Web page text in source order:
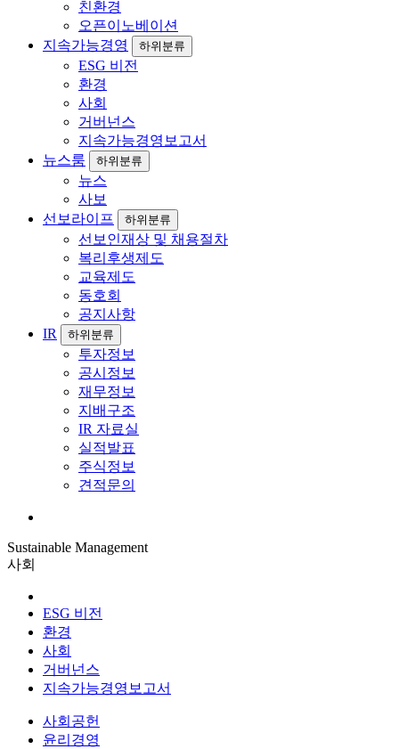
친환경
오픈이노베이션
지속가능경영
하위분류
ESG 비전
환경
사회
거버넌스
지속가능경영보고서
뉴스룸
하위분류
뉴스
사보
선보라이프
하위분류
선보인재상 및 채용절차
복리후생제도
교육제도
동호회
공지사항
IR
하위분류
투자정보
공시정보
재무정보
지배구조
IR 자료실
실적발표
주식정보
견적문의
Sustainable Management
사회
ESG 비전
환경
사회
거버넌스
지속가능경영보고서
사회공헌
윤리경영